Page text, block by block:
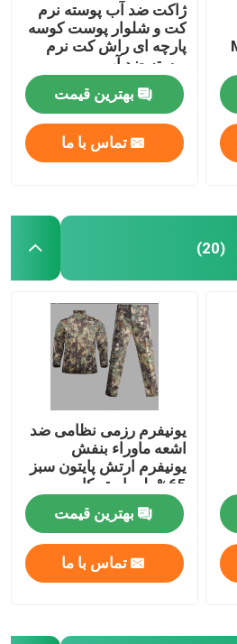
ژاکت ضد آب پوسته نرم
کت و شلوار پوست کوسه
پارچه ای راش کت نرم
پوسته ضد آب
بهترین قیمت
تماس با ما
(20)
یونیفرم رزمی نظامی ضد
اشعه ماوراء بنفش
یونیفرم ارتش پایتون سبز
65% پلی استر کامو
بهترین قیمت
تماس با ما